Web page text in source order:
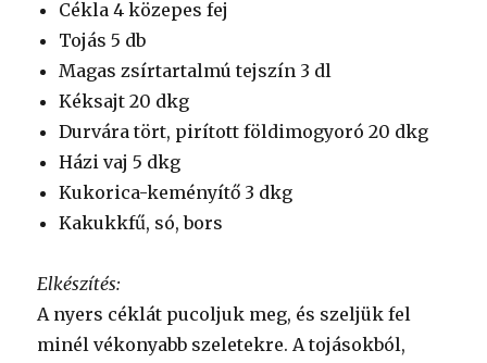
Cékla 4 közepes fej
Tojás 5 db
Magas zsírtartalmú tejszín 3 dl
Kéksajt 20 dkg
Durvára tört, pirított földimogyoró 20 dkg
Házi vaj 5 dkg
Kukorica-keményítő 3 dkg
Kakukkfű, só, bors
Elkészítés:
A nyers céklát pucoljuk meg, és szeljük fel
minél vékonyabb szeletekre. A tojásokból,